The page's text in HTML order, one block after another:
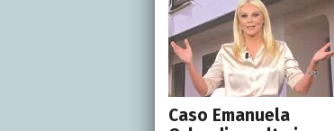
Caso Emanuela